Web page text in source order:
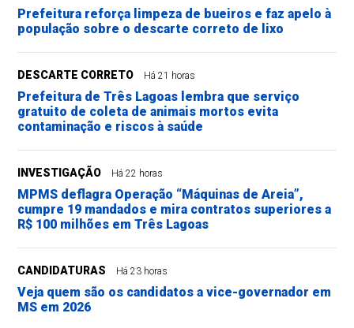
Prefeitura reforça limpeza de bueiros e faz apelo à
população sobre o descarte correto de lixo
DESCARTE CORRETO Há 21 horas
Prefeitura de Três Lagoas lembra que serviço
gratuito de coleta de animais mortos evita
contaminação e riscos à saúde
INVESTIGAÇÃO Há 22 horas
MPMS deflagra Operação “Máquinas de Areia”,
cumpre 19 mandados e mira contratos superiores a
R$ 100 milhões em Três Lagoas
CANDIDATURAS Há 23 horas
Veja quem são os candidatos a vice-governador em
MS em 2026